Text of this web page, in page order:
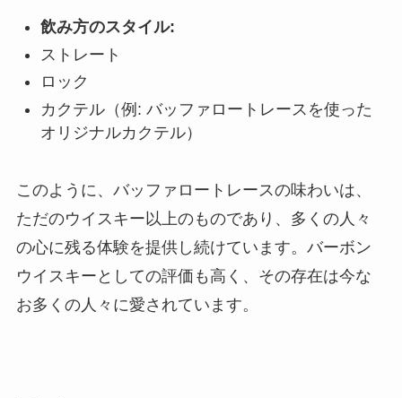
飲み方のスタイル:
ストレート
ロック
カクテル（例: バッファロートレースを使った
オリジナルカクテル）
このように、バッファロートレースの味わいは、
ただのウイスキー以上のものであり、多くの人々
の心に残る体験を提供し続けています。バーボン
ウイスキーとしての評価も高く、その存在は今な
お多くの人々に愛されています。